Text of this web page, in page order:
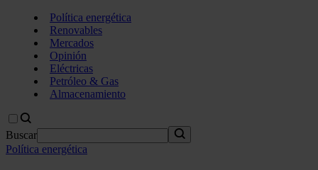
Política energética
Renovables
Mercados
Opinión
Eléctricas
Petróleo & Gas
Almacenamiento
Buscar
Política energética